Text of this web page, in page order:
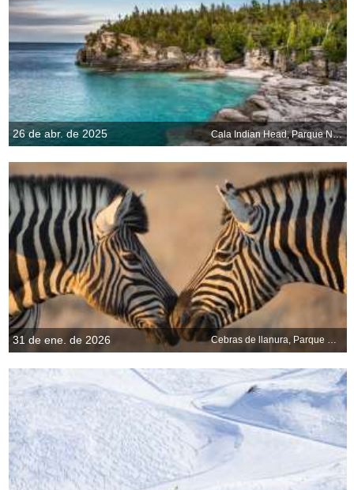
26 de abr. de 2025 Cala Indian Head, Parque Nacional de la Península de Bruce, Canadá
31 de ene. de 2026 Cebras de llanura, Parque Nacional Etosha, Namibia